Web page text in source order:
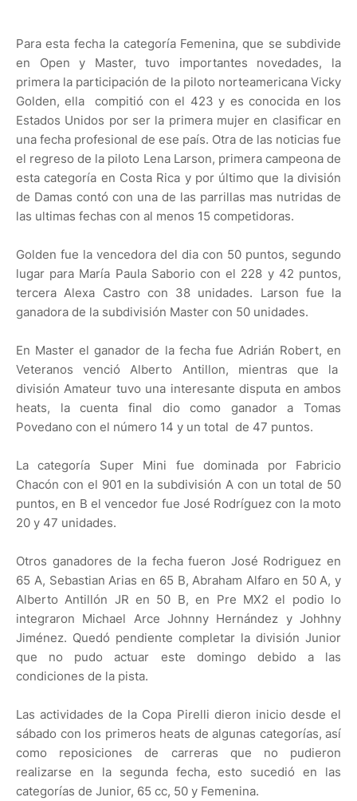
Para esta fecha la categoría Femenina, que se subdivide
en Open y Master, tuvo importantes novedades, la
primera la participación de la piloto norteamericana Vicky
Golden, ella compitió con el 423 y es conocida en los
Estados Unidos por ser la primera mujer en clasificar en
una fecha profesional de ese país. Otra de las noticias fue
el regreso de la piloto Lena Larson, primera campeona de
esta categoría en Costa Rica y por último que la división
de Damas contó con una de las parrillas mas nutridas de
las ultimas fechas con al menos 15 competidoras.
Golden fue la vencedora del dia con 50 puntos, segundo
lugar para María Paula Saborio con el 228 y 42 puntos,
tercera Alexa Castro con 38 unidades. Larson fue la
ganadora de la subdivisión Master con 50 unidades.
En Master el ganador de la fecha fue Adrián Robert, en
Veteranos venció Alberto Antillon, mientras que la
división Amateur tuvo una interesante disputa en ambos
heats, la cuenta final dio como ganador a Tomas
Povedano con el número 14 y un total de 47 puntos.
La categoría Super Mini fue dominada por Fabricio
Chacón con el 901 en la subdivisión A con un total de 50
puntos, en B el vencedor fue José Rodríguez con la moto
20 y 47 unidades.
Otros ganadores de la fecha fueron José Rodriguez en
65 A, Sebastian Arias en 65 B, Abraham Alfaro en 50 A, y
Alberto Antillón JR en 50 B, en Pre MX2 el podio lo
integraron Michael Arce Johnny Hernández y Johhny
Jiménez. Quedó pendiente completar la división Junior
que no pudo actuar este domingo debido a las
condiciones de la pista.
Las actividades de la Copa Pirelli dieron inicio desde el
sábado con los primeros heats de algunas categorías, así
como reposiciones de carreras que no pudieron
realizarse en la segunda fecha, esto sucedió en las
categorías de Junior, 65 cc, 50 y Femenina.